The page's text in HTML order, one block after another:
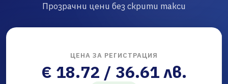
Прозрачни цени без скрити такси
ЦЕНА ЗА РЕГИСТРАЦИЯ
€ 18.72 / 36.61 лв.